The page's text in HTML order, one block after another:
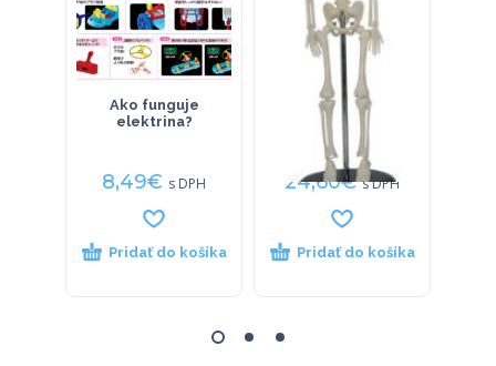
Ako funguje
elektrina?
8,49€ s DPH
Pridať do košíka
Mini kostra, 45cm –
ekonomický model
24,60€ s DPH
Pridať do košíka